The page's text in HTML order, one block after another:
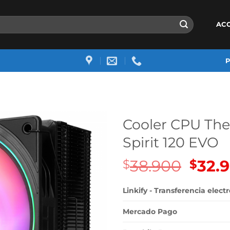
Cooler CPU
Spirit 120 EVO
$38.900 El
precio
$
Linkify - Transferencia
Mercado Pago